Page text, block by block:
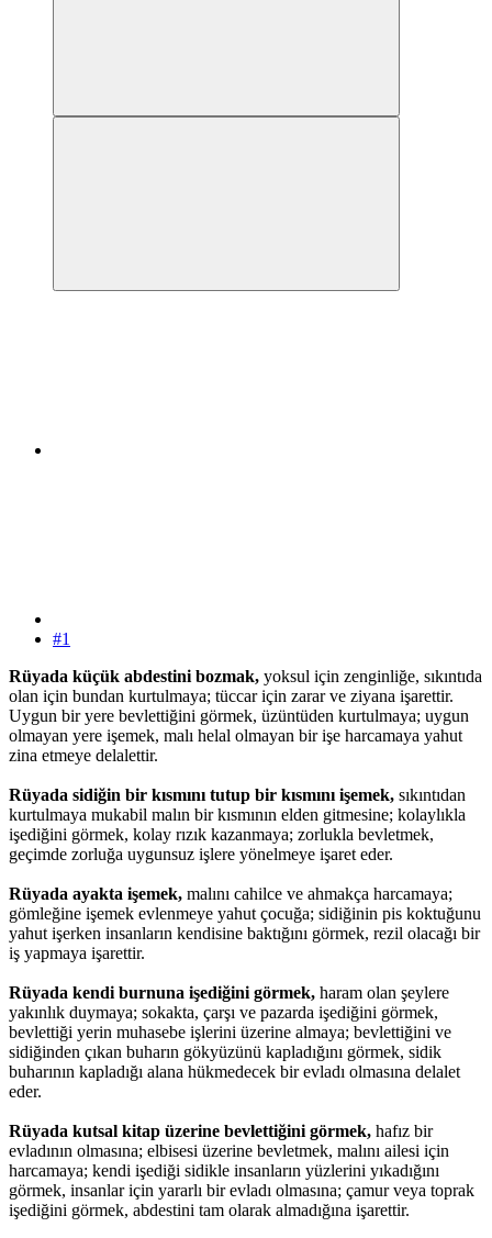
#1
Rüyada küçük abdestini bozmak, yoksul için zenginliğe, sıkıntıda
olan için bundan kurtulmaya; tüccar için zarar ve ziyana işarettir.
Uygun bir yere bevlettiğini görmek, üzüntüden kurtulmaya; uygun
olmayan yere işemek, malı helal olmayan bir işe harcamaya yahut
zina etmeye delalettir.
Rüyada sidiğin bir kısmını tutup bir kısmını işemek, sıkıntıdan
kurtulmaya mukabil malın bir kısmının elden gitmesine; kolaylıkla
işediğini görmek, kolay rızık kazanmaya; zorlukla bevletmek,
geçimde zorluğa uygunsuz işlere yönelmeye işaret eder.
Rüyada ayakta işemek, malını cahilce ve ahmakça harcamaya;
gömleğine işemek evlenmeye yahut çocuğa; sidiğinin pis koktuğunu
yahut işerken insanların kendisine baktığını görmek, rezil olacağı bir
iş yapmaya işarettir.
Rüyada kendi burnuna işediğini görmek, haram olan şeylere
yakınlık duymaya; sokakta, çarşı ve pazarda işediğini görmek,
bevlettiği yerin muhasebe işlerini üzerine almaya; bevlettiğini ve
sidiğinden çıkan buharın gökyüzünü kapladığını görmek, sidik
buharının kapladığı alana hükmedecek bir evladı olmasına delalet
eder.
Rüyada kutsal kitap üzerine bevlettiğini görmek, hafız bir
evladının olmasına; elbisesi üzerine bevletmek, malını ailesi için
harcamaya; kendi işediği sidikle insanların yüzlerini yıkadığını
görmek, insanlar için yararlı bir evladı olmasına; çamur veya toprak
işediğini görmek, abdestini tam olarak almadığına işarettir.